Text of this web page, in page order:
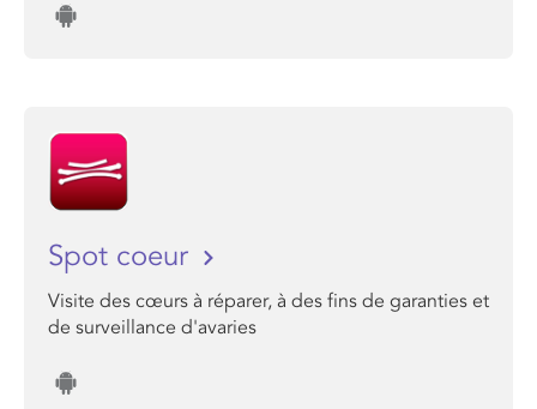
Spot coeur
Visite des cœurs à réparer, à des fins de garanties et
de surveillance d'avaries